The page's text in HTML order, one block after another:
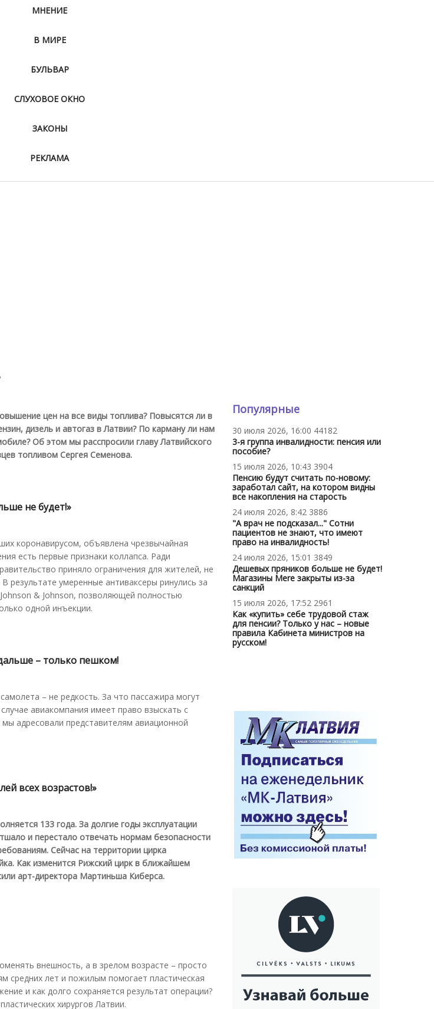
МНЕНИЕ
В МИРЕ
БУЛЬВАР
СЛУХОВОЕ ОКНО
ЗАКОНЫ
РЕКЛАМА
цен на все виды топлива? Повысятся ли в
дизель и автогаз в Латвии? По карману ли нам
Об этом мы расспросили главу Латвийского
топливом Сергея Семенова.
не будет!»
коронавирусом, объявлена чрезвычайная
есть первые признаки коллапса. Ради
приняло ограничения для жителей, не
результате умеренные антиваксеры ринулись за
& Johnson, позволяющей полностью
одной инъекции.
– только пешком!
– не редкость. За что пассажира могут
авиакомпания имеет право взыскать с
адресовали представителям авиационной
всех возрастов!»
133 года. За долгие годы эксплуатации
и перестало отвечать нормам безопасности
Сейчас на территории цирка
Как изменится Рижский цирк в ближайшем
арт-директора Мартиньша Киберса.
внешность, а в зрелом возрасте – просто
средних лет и пожилым помогает пластическая
и как долго сохраняется результат операции?
хирургов Латвии.
Популярные
30 июля 2026, 16:00 44182
3-я группа инвалидности: пенсия или
пособие?
15 июля 2026, 10:43 3904
Пенсию будут считать по-новому:
заработал сайт, на котором видны
все накопления на старость
24 июля 2026, 8:42 3886
"А врач не подсказал..." Сотни
пациентов не знают, что имеют
право на инвалидность!
24 июля 2026, 15:01 3849
Дешевых пряников больше не будет!
Магазины Mere закрыты из-за
санкций
15 июля 2026, 17:52 2961
Как «купить» себе трудовой стаж
для пенсии? Только у нас – новые
правила Кабинета министров на
русском!